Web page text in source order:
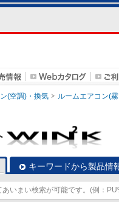
(空調)・換気 ルームエアコン(
キーワードから製品情